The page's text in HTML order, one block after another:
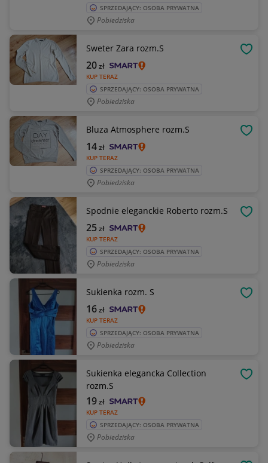
SPRZEDAJĄCY: OSOBA PRYWATNA
Pobiedziska
Sweter Zara rozm.S
KUP TERAZ
20zł
SPRZEDAJĄCY: OSOBA PRYWATNA
Pobiedziska
Bluza Atmosphere rozm.S
KUP TERAZ
14zł
SPRZEDAJĄCY: OSOBA PRYWATNA
Pobiedziska
Spodnie eleganckie Roberto rozm.S
KUP TERAZ
25zł
SPRZEDAJĄCY: OSOBA PRYWATNA
Pobiedziska
Sukienka rozm. S
KUP TERAZ
16zł
SPRZEDAJĄCY: OSOBA PRYWATNA
Pobiedziska
Sukienka elegancka Collection
rozm.S
KUP TERAZ
19zł
SPRZEDAJĄCY: OSOBA PRYWATNA
Pobiedziska